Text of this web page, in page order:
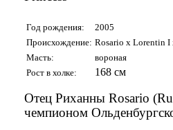
Год рождения:
2005
Происхождение: Rosario x Lorentin I
Масть:
вороная
Рост в холке:
168 см
Отец Риханны Rosario
чемпионом